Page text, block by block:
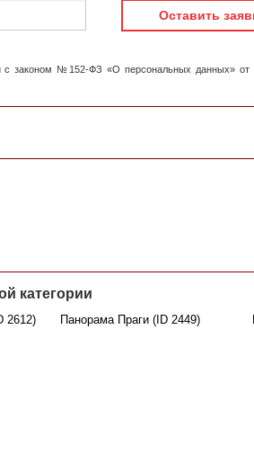
Оставить
с законом №152-ФЗ «О персональных данных»
категории
2612) Панорама Праги (ID 2449)